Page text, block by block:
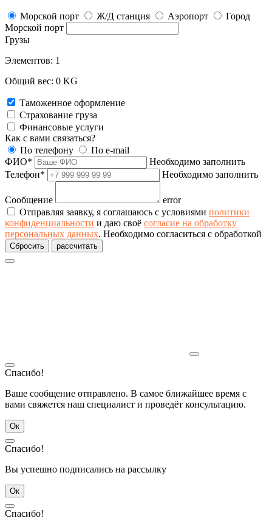
Морской порт Ж/Д станция Аэропорт
Город
Морской порт
Грузы
Элементов: 1
Общий вес: 0 KG
Таможенное оформление
Страхование груза
Финансовые услуги
Как с вами связаться?
По телефону
По e-mail
ФИО*
Необходимо заполнить
Телефон*
Необходимо заполнить
Сообщение
error
Отправляя заявку, я соглашаюсь с условиями политики
конфиденциальности и даю своё согласие на обработку
персональных данных. Необходимо согласиться с обработкой
Сбросить рассчитать
Спасибо!
Ваше сообщение отправлено. В самое ближайшее время с
вами свяжется наш специалист и проведёт консультацию.
Ок
Спасибо!
Вы успешно подписались на рассылку
Ок
Спасибо!